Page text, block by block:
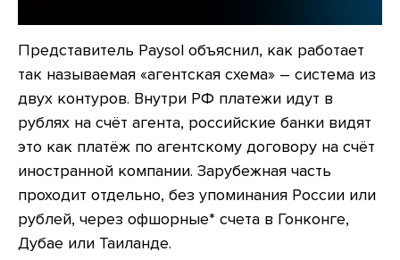
Представитель Paysol объяснил, как работает
так называемая «агентская схема» – система из
двух контуров. Внутри РФ платежи идут в
рублях на счёт агента, российские банки видят
это как платёж по агентскому договору на счёт
иностранной компании. Зарубежная часть
проходит отдельно, без упоминания России или
рублей, через офшорные* счета в Гонконге,
Дубае или Таиланде.